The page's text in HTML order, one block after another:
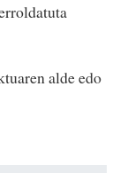
alde edo